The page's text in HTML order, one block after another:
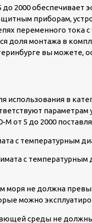
2000 обеспечивает
приборам,
переменного тока
доля монтажа в
вы можете,
использования в
М от 5 до 2000
с температурным
с температурным
моря не должна
можно
среды не